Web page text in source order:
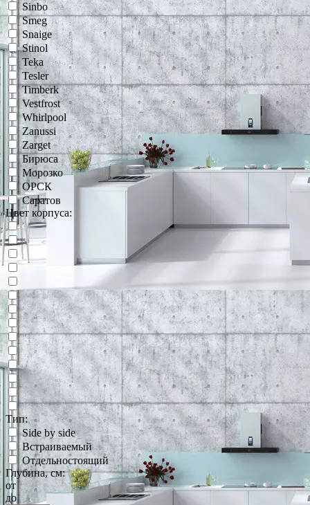
Sinbo
Smeg
Snaige
Stinol
Teka
Tesler
Timberk
Vestfrost
Whirlpool
Zanussi
Zarget
Бирюса
Морозко
ОРСК
Саратов
Цвет корпуса:
Тип:
Side by side
Встраиваемый
Отдельностоящий
Глубина, см:
от
до